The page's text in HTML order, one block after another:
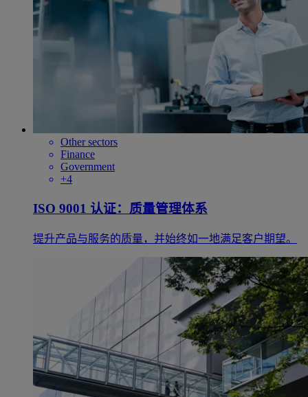
Other sectors
Finance
Government
+4
ISO 9001 认证：质量管理体系
提升产品与服务的质量，并始终如一地满足客户期望。